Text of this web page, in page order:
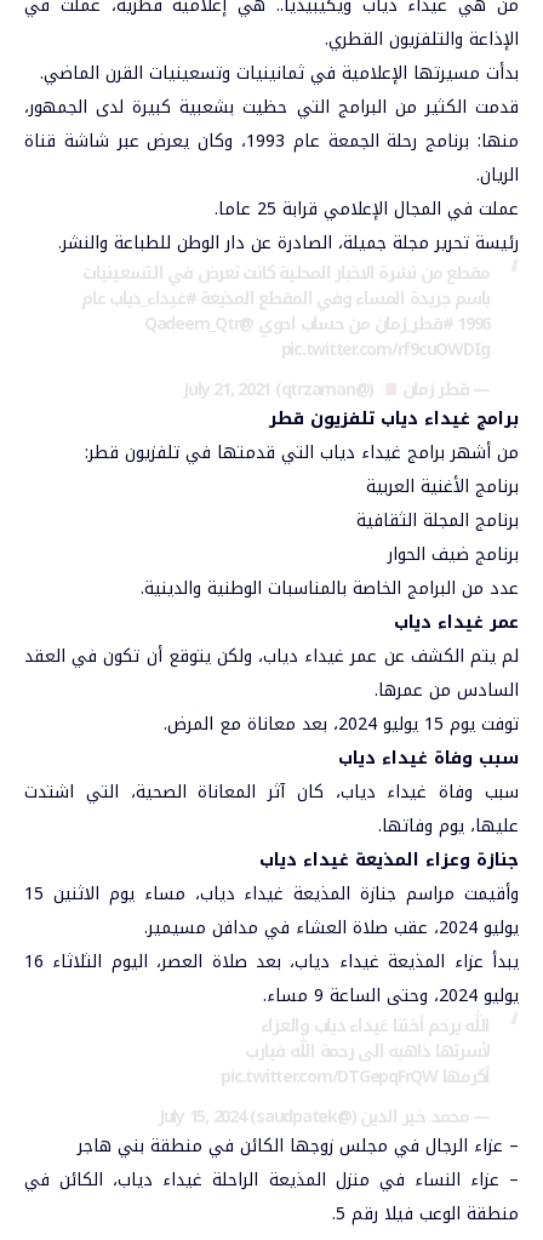
الإذاعة والتلفزيون القطري.
بدأت مسيرتها الإعلامية في ثمانينيات وتسعينيات القرن الماضي.
قدمت الكثير من البرامج التي حظيت بشعبية كبيرة لدى الجمهور،
منها: برنامج رحلة الجمعة عام 1993، وكان يعرض عبر شاشة قناة
الريان.
عملت في المجال الإعلامي قرابة 25 عاما.
رئيسة تحرير مجلة جميلة، الصادرة عن دار الوطن للطباعة والنشر.
مقطع من نشرة الاخبار المحلية كانت تعرض في التسعينيات
باسم جريدة المساء وفي المقطع المذيعة#غيداء_ديابعام
1996 #قطر_زمانمن حساب احوي@Qadeem_Qtr
pic.twitter.com/rf9cuOWDIg
— قطر زمان
(@qtrzaman)
July 21, 2021
برامج غيداء دياب تلفزيون قطر
من أشهر برامج غيداء دياب التي قدمتها في تلفزيون قطر:
برنامج الأغنية العربية
برنامج المجلة الثقافية
برنامج ضيف الحوار
عدد من البرامج الخاصة بالمناسبات الوطنية والدينية.
عمر غيداء دياب
لم يتم الكشف عن عمر غيداء دياب، ولكن يتوقع أن تكون في العقد
السادس من عمرها.
توفت يوم 15 يوليو 2024، بعد معاناة مع المرض.
سبب وفاة غيداء دياب
سبب وفاة غيداء دياب، كان آثر المعاناة الصحية، التي اشتدت
عليها، يوم وفاتها.
جنازة وعزاء المذيعة غيداء دياب
وأقيمت مراسم جنازة المذيعة غيداء دياب، مساء يوم الاثنين 15
يوليو 2024، عقب صلاة العشاء في مدافن مسيمير.
يبدأ عزاء المذيعة غيداء دياب، بعد صلاة العصر، اليوم الثلاثاء 16
يوليو 2024، وحتى الساعة 9 مساء.
اللّٰه يرحم أختنا غيداء دياب والعزاء
لأسرتها ذاهبه الى رحمة اللّٰه فيارب
أكرمهاpic.twitter.com/DTGepqFrQW
— محمد خير الدين (@saudpatek)
July 15, 2024
– عزاء الرجال في مجلس زوجها الكائن في منطقة بني هاجر
– عزاء النساء في منزل المذيعة الراحلة غيداء دياب، الكائن في
منطقة الوعب فيلا رقم 5.